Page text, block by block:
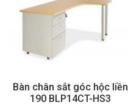
Bàn chân sắt góc hộc liền
190 BLP14CT-HS3